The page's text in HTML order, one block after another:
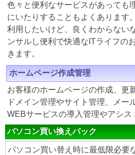
色々と便利なサービスがあっても
にいたりすることもよくあります。
利用したいけど、良くわからない
ンサルし便利で快適なITライフの
きます。
ホームページ作成管理
お客様のホームページの作成、更
ドメイン管理やサイト管理、メー
WEBサービスの導入管理やアシス
パソコン買い換えパック
パソコン買い替え時に最低限必要